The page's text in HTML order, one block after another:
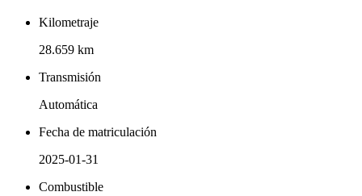
Kilometraje
28.659 km
Transmisión
Automática
Fecha de matriculación
2025-01-31
Combustible